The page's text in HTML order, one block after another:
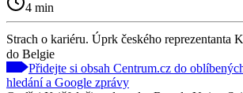
4 min
Strach o kariéru. Úprk českého reprezentanta
do Belgie
Přidejte si obsah Centrum.cz do
hledání a Google zprávy